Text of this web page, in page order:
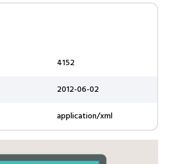
4152
2012-06-02
application/xml